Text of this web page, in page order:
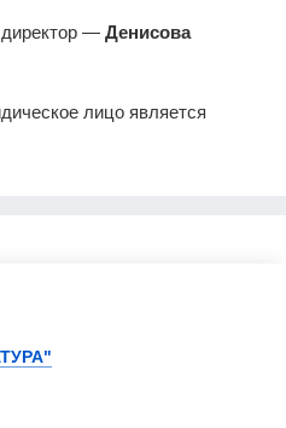
— Денисова
лицо является